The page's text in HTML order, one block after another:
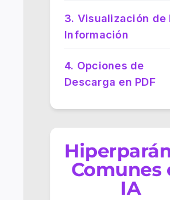
3. Visualización de
Información
4. Opciones de
Descarga en PDF
Comunes
IA